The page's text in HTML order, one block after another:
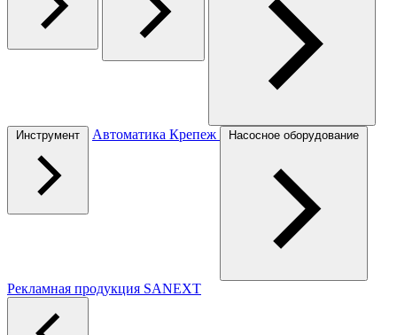
Инструмент Автоматика Крепеж Насосное оборудование
Рекламная продукция SANEXT